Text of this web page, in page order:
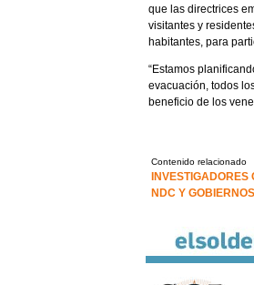
que las directrices
visitantes y
habitantes, para
“Estamos
evacuación, todos
beneficio de los
Contenido relacionado
NDC Y